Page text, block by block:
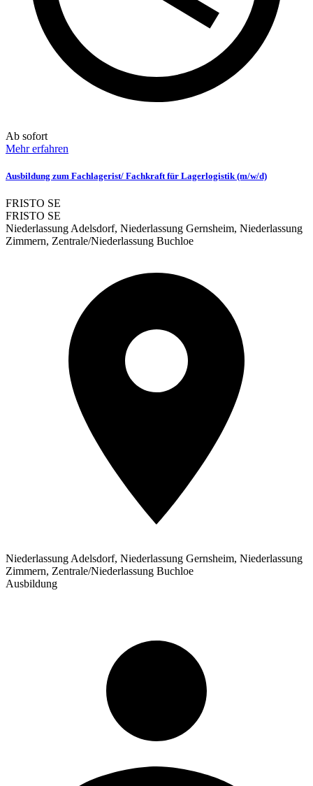
Ab sofort
Mehr erfahren
Ausbildung zum Fachlagerist/ Fachkraft für Lagerlogistik (m/w/d)
FRISTO SE
FRISTO SE
Niederlassung Adelsdorf, Niederlassung Gernsheim, Niederlassung
Zimmern, Zentrale/Niederlassung Buchloe
Niederlassung Adelsdorf, Niederlassung Gernsheim, Niederlassung
Zimmern, Zentrale/Niederlassung Buchloe
Ausbildung